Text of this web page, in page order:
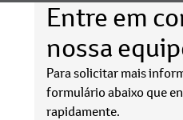
Entre em
nossa
Para solicitar mais
formulário abaixo que
rapidamente.